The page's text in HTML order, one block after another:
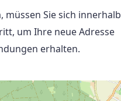
müssen Sie sich innerhalb
um Ihre neue Adresse
erhalten.